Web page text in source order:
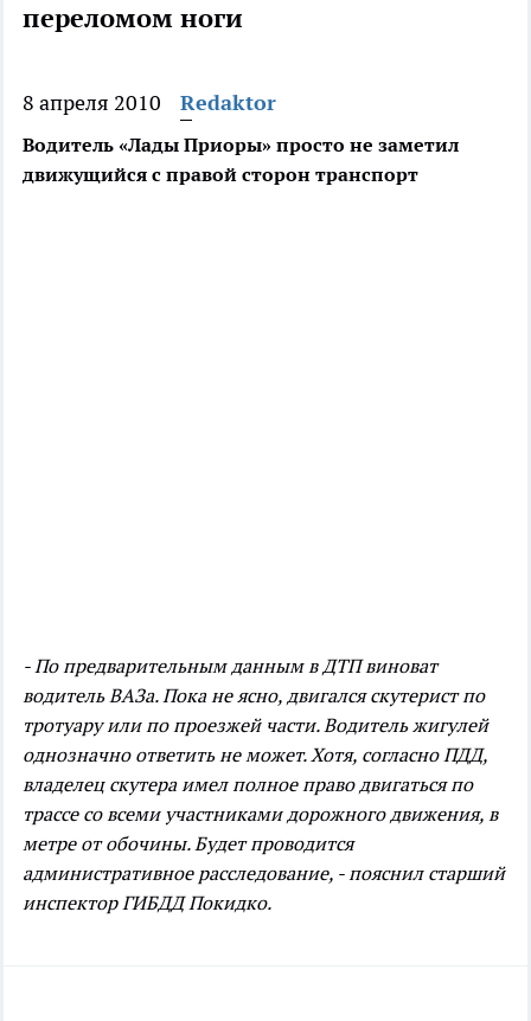
переломом ноги
8 апреля 2010 Redaktor
Водитель «Лады Приоры» просто не заметил
движущийся с правой сторон транспорт
- По предварительным данным в ДТП виноват
водитель ВАЗа. Пока не ясно, двигался скутерист по
тротуару или по проезжей части. Водитель жигулей
однозначно ответить не может. Хотя, согласно ПДД,
владелец скутера имел полное право двигаться по
трассе со всеми участниками дорожного движения, в
метре от обочины. Будет проводится
административное расследование, - пояснил старший
инспектор ГИБДД Покидко.